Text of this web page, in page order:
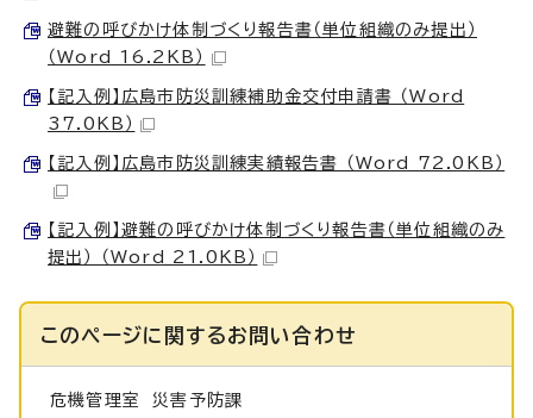
避難の呼びかけ体制づくり報告書（単位組織のみ提出）
（Word 16.2KB）
【記入例】広島市防災訓練補助金交付申請書 （Word
37.0KB）
【記入例】広島市防災訓練実績報告書 （Word 72.0KB）
【記入例】避難の呼びかけ体制づくり報告書（単位組織のみ
提出） （Word 21.0KB）
このページに関するお問い合わせ
危機管理室 災害予防課